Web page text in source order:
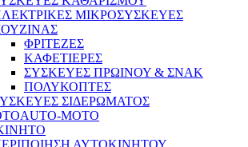
ΜΙΚΡΟΣΥΣΚΕΥΕΣ
ΦΡΙΤΕΖΕΣ
ΚΑΦΕΤΙΕΡΕΣ
ΣΥΣΚΕΥΕΣ ΠΡΩΙΝΟΥ & ΣΝΑΚ
ΠΟΛΥΚΟΠΤΕΣ
ΣΙΔΕΡΩΜΑΤΟΣ
AUTO-MOTO